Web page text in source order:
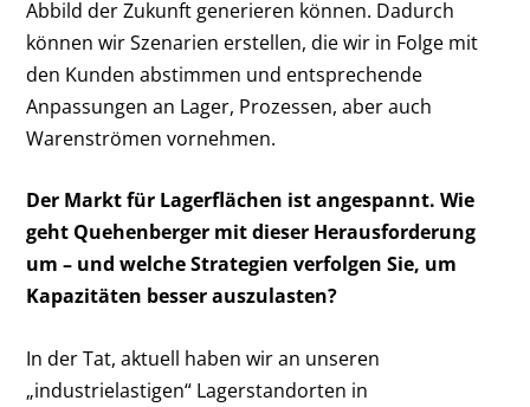
Abbild der Zukunft generieren können. Dadurch
können wir Szenarien erstellen, die wir in Folge mit
den Kunden abstimmen und entsprechende
Anpassungen an Lager, Prozessen, aber auch
Warenströmen vornehmen.
Der Markt für Lagerflächen ist angespannt. Wie
geht Quehenberger mit dieser Herausforderung
um – und welche Strategien verfolgen Sie, um
Kapazitäten besser auszulasten?
In der Tat, aktuell haben wir an unseren
„industrielastigen“ Lagerstandorten in